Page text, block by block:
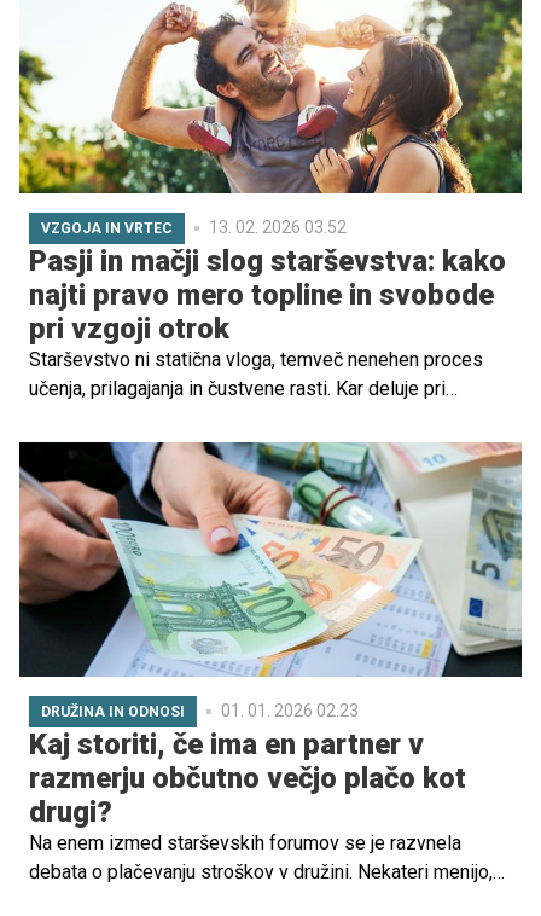
VZGOJA IN VRTEC 13. 02. 2026 03.52
Pasji in mačji slog starševstva: kako
najti pravo mero topline in svobode
pri vzgoji otrok
Starševstvo ni statična vloga, temveč nenehen proces
učenja, prilagajanja in čustvene rasti. Kar deluje pri
zapiranje vase.
DRUŽINA IN ODNOSI 01. 01. 2026 02.23
Kaj storiti, če ima en partner v
razmerju občutno večjo plačo kot
drugi?
Na enem izmed starševskih forumov se je razvnela
debata o plačevanju stroškov v družini. Nekateri menijo,